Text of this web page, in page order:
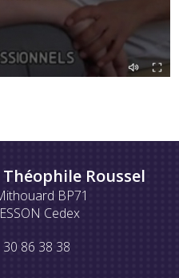
Roussel
BP71
Cedex
86 38 38